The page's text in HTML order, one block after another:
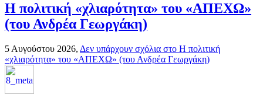
H πολιτική «χλιαρότητα» του «AΠΕΧΩ»
(του Ανδρέα Γεωργάκη)
5 Αυγούστου 2026, Δεν υπάρχουν σχόλια στο H πολιτική
«χλιαρότητα» του «AΠΕΧΩ» (του Ανδρέα Γεωργάκη)